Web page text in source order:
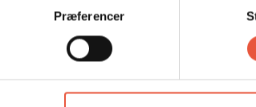
Præferencer